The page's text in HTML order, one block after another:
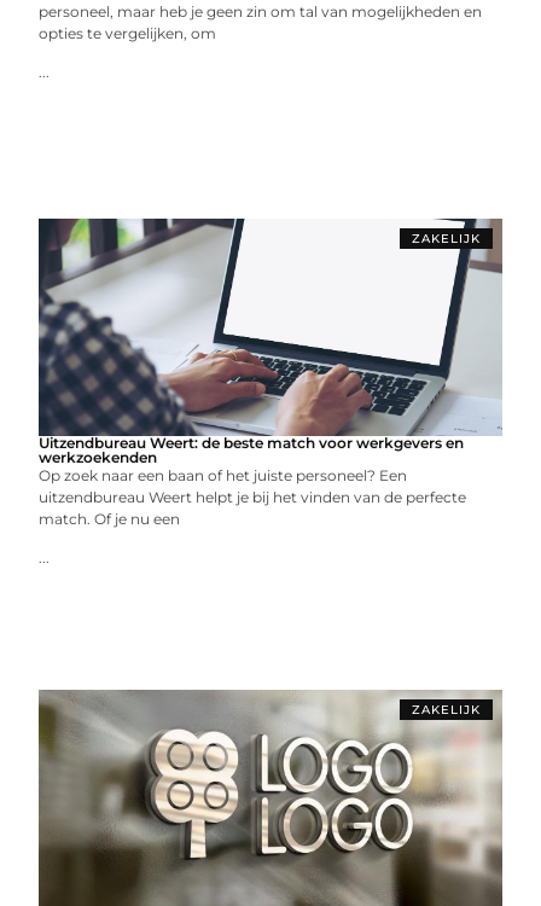
personeel, maar heb je geen zin om tal van mogelijkheden en
opties te vergelijken, om
...
ZAKELIJK
Uitzendbureau Weert: de beste match voor werkgevers en
werkzoekenden
Op zoek naar een baan of het juiste personeel? Een
uitzendbureau Weert helpt je bij het vinden van de perfecte
match. Of je nu een
...
ZAKELIJK